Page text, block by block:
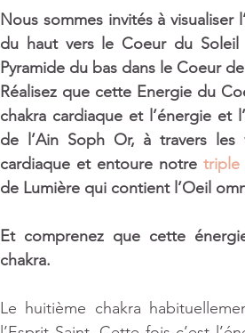
Nous sommes invités à visualiser
du haut vers le Coeur du
Pyramide du bas dans le Coeur
Réalisez que cette Energie du
chakra cardiaque et l’énergie et
de l’Ain Soph Or, à travers les
cardiaque et entoure notre triple
de Lumière qui contient l’Oeil
Et comprenez que cette
chakra.
Le huitième chakra